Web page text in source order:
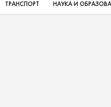
ТРАНСПОРТ НАУКА И